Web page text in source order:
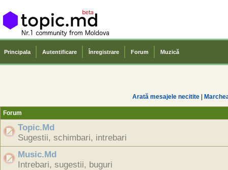
Principala Autentificare Înregistrare Forum Muzică
Arată mesajele necitite |
Forum
Topic.Md
Sugestii, schimbari, intrebari
Music.Md
Intrebari, sugestii, buguri